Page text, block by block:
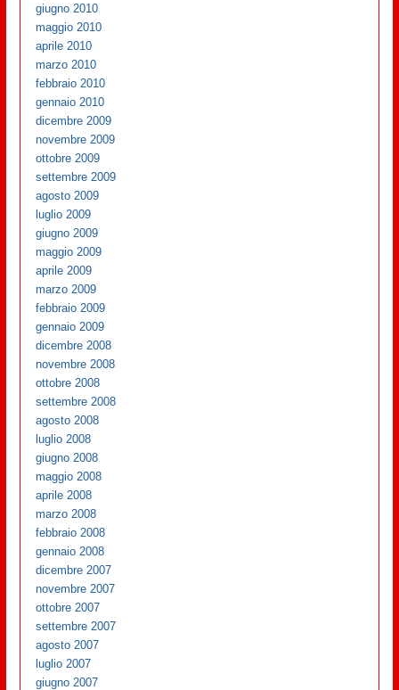
giugno 2010
maggio 2010
aprile 2010
marzo 2010
febbraio 2010
gennaio 2010
dicembre 2009
novembre 2009
ottobre 2009
settembre 2009
agosto 2009
luglio 2009
giugno 2009
maggio 2009
aprile 2009
marzo 2009
febbraio 2009
gennaio 2009
dicembre 2008
novembre 2008
ottobre 2008
settembre 2008
agosto 2008
luglio 2008
giugno 2008
maggio 2008
aprile 2008
marzo 2008
febbraio 2008
gennaio 2008
dicembre 2007
novembre 2007
ottobre 2007
settembre 2007
agosto 2007
luglio 2007
giugno 2007